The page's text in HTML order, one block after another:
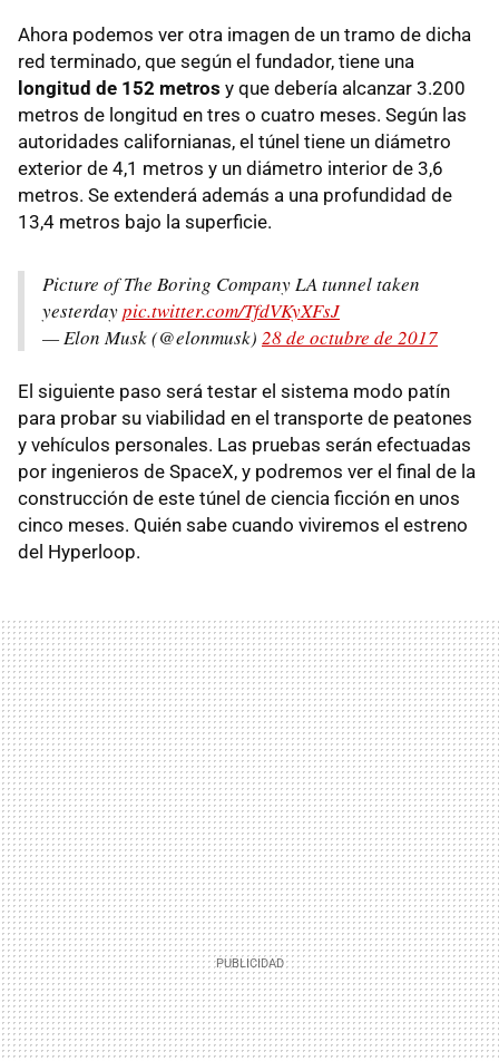
Ahora podemos ver otra imagen de un tramo de dicha
red terminado, que según el fundador, tiene una
longitud de 152 metros y que debería alcanzar 3.200
metros de longitud en tres o cuatro meses. Según las
autoridades californianas, el túnel tiene un diámetro
exterior de 4,1 metros y un diámetro interior de 3,6
metros. Se extenderá además a una profundidad de
13,4 metros bajo la superficie.
Picture of The Boring Company LA tunnel taken
yesterdaypic.twitter.com/TfdVKyXFsJ
— Elon Musk (@elonmusk) 28 de octubre de 2017
El siguiente paso será testar el sistema modo patín
para probar su viabilidad en el transporte de peatones
y vehículos personales. Las pruebas serán efectuadas
por ingenieros de SpaceX, y podremos ver el final de la
construcción de este túnel de ciencia ficción en unos
cinco meses. Quién sabe cuando viviremos el estreno
del Hyperloop.